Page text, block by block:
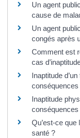
Un agent
cause de
Un agent
congés après
Comment est
cas
Inaptitude
conséquences
Inaptitude
conséquences
Qu’est-ce que
santé ?